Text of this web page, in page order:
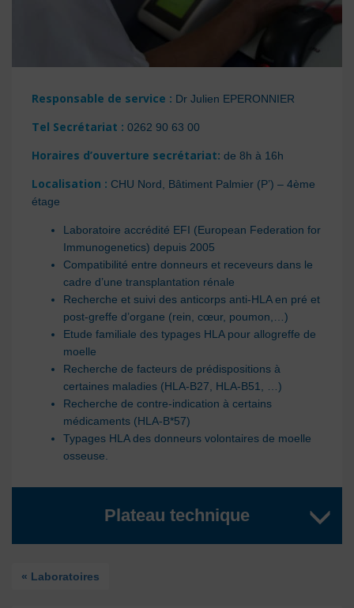
Responsable de service : Dr Julien EPERONNIER
Tel Secrétariat : 0262 90 63 00
Horaires d’ouverture secrétariat: de 8h à 16h
Localisation : CHU Nord, Bâtiment Palmier (P’) – 4ème
étage
Laboratoire accrédité EFI (European Federation for
Immunogenetics) depuis 2005
Compatibilité entre donneurs et receveurs dans le
cadre d’une transplantation rénale
Recherche et suivi des anticorps anti-HLA en pré et
post-greffe d’organe (rein, cœur, poumon,…)
Etude familiale des typages HLA pour allogreffe de
moelle
Recherche de facteurs de prédispositions à
certaines maladies (HLA-B27, HLA-B51, …)
Recherche de contre-indication à certains
médicaments (HLA-B*57)
Typages HLA des donneurs volontaires de moelle
osseuse.
Plateau technique
« Laboratoires